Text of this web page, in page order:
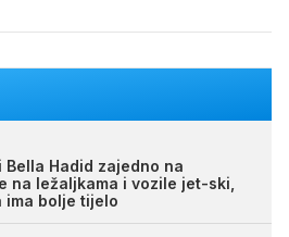
Hadid zajedno na
na ležaljkama i vozile jet-ski,
ima bolje tijelo